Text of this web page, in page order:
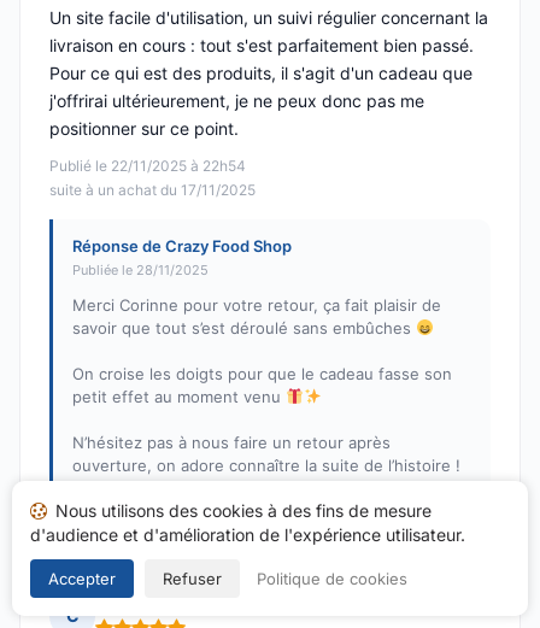
Publié le 22/11/2025 à 22h54
suite à un achat du 17/11/2025
Un site facile d'utilisation, un suivi régulier concernant la
livraison en cours : tout s'est parfaitement bien passé.
Pour ce qui est des produits, il s'agit d'un cadeau que
j'offrirai ultérieurement, je ne peux donc pas me
positionner sur ce point.
Réponse de Crazy Food Shop
Publiée le 28/11/2025
Merci Corinne pour votre retour, ça fait plaisir de
savoir que tout s’est déroulé sans embûches
On croise les doigts pour que le cadeau fasse son
petit effet au moment venu
N’hésitez pas à nous faire un retour après
ouverture, on adore connaître la suite de l’histoire !
L'équipe Crazy Food Shop !
C
Clara P.
Nous utilisons des cookies à des fins de mesure
d'audience et d'amélioration de l'expérience utilisateur.
Accepter Refuser Politique de cookies